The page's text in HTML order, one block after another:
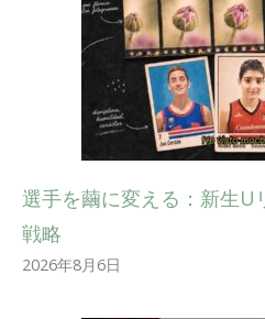
選手を繭に変える：新生U
戦略
2026年8月6日